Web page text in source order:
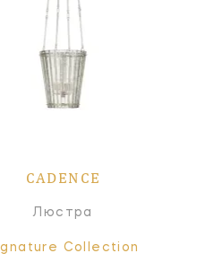
CADENCE
Люстра
Collection